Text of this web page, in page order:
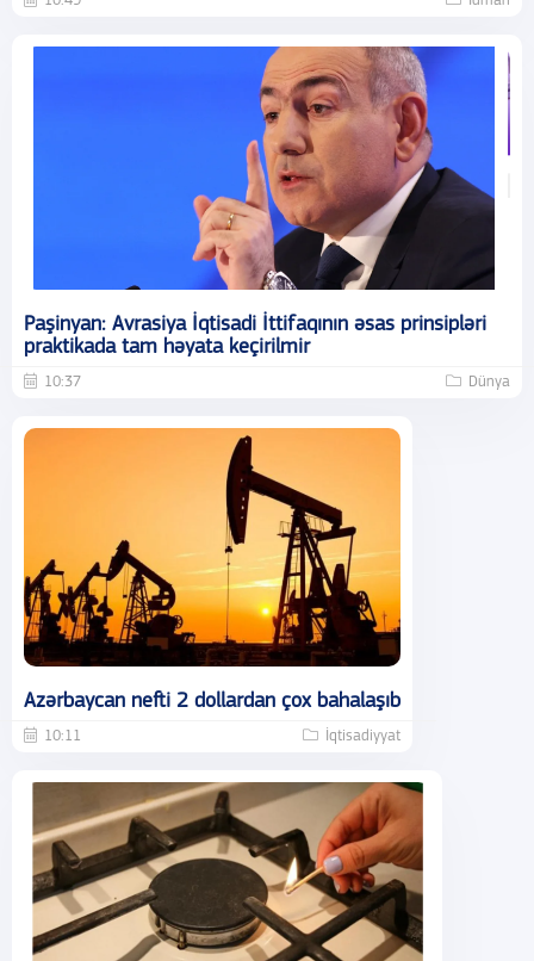
Paşinyan: Avrasiya İqtisadi İttifaqının əsas prinsipləri
praktikada tam həyata keçirilmir
10:37 Dünya
Azərbaycan nefti 2 dollardan çox bahalaşıb
10:11 İqtisadiyyat